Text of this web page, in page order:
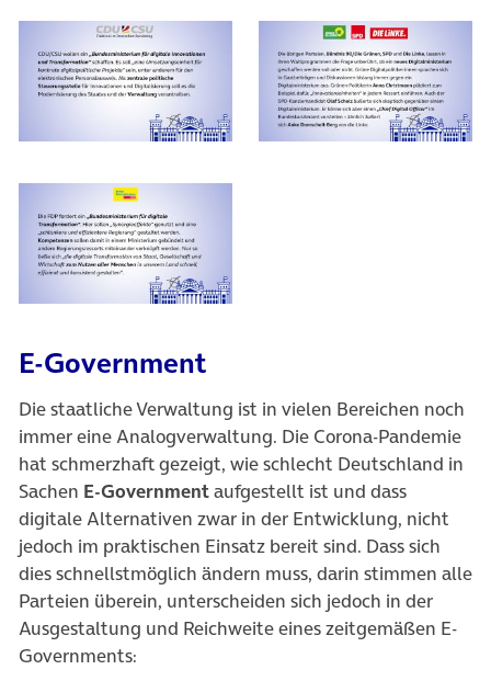
E-Government
Die staatliche Verwaltung ist in vielen Bereichen noch
immer eine Analogverwaltung. Die Corona-Pandemie
hat schmerzhaft gezeigt, wie schlecht Deutschland in
Sachen E-Governmentaufgestellt ist und dass
digitale Alternativen zwar in der Entwicklung, nicht
jedoch im praktischen Einsatz bereit sind. Dass sich
dies schnellstmöglich ändern muss, darin stimmen alle
Parteien überein, unterscheiden sich jedoch in der
Ausgestaltung und Reichweite eines zeitgemäßen E-
Governments: